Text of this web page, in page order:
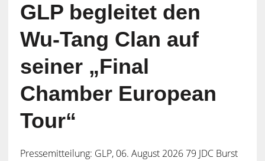
GLP begleitet den
Wu-Tang Clan auf
seiner „Final
Chamber European
Tour“
Pressemitteilung: GLP, 06. August 2026 79 JDC Burst